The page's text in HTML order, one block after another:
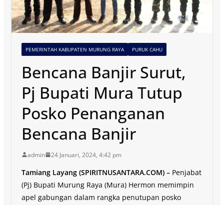
PEMERINTAH KABUPATEN MURUNG RAYA PURUK CAHU
Bencana Banjir Surut,
Pj Bupati Mura Tutup
Posko Penanganan
Bencana Banjir
admin 24 Januari, 2024, 4:42 pm
Tamiang Layang (SPIRITNUSANTARA.COM) –Penjabat
(Pj) Bupati Murung Raya (Mura) Hermon memimpin
apel gabungan dalam rangka penutupan posko